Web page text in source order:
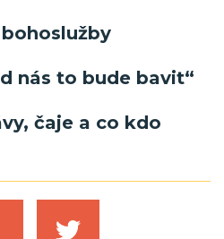
nás to bude bavit“
čaje a co kdo